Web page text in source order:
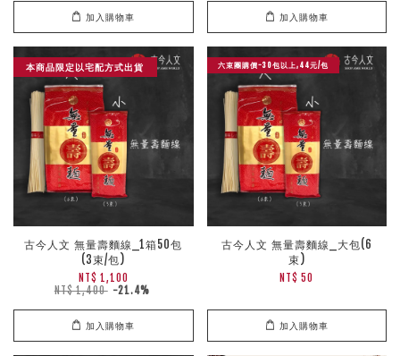
加入購物車 加入購物車
本商品限定以宅配方式出貨
古今人文 無量壽麵線_1箱50包
(3束/包)
NT$ 1,100
NT$ 1,400 -21.4%
加入購物車
六束團購價-30包以上,44元/包
古今人文 無量壽麵線_大包(6
束)
NT$ 50
加入購物車